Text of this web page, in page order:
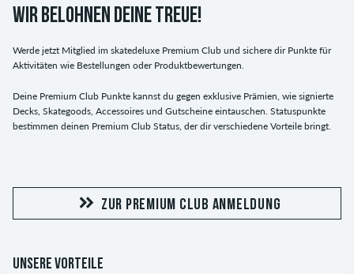
WIR BELOHNEN DEINE TREUE!
Werde jetzt Mitglied im skatedeluxe Premium Club und sichere dir Punkte für
Aktivitäten wie Bestellungen oder Produktbewertungen.
Deine Premium Club Punkte kannst du gegen exklusive Prämien, wie signierte
Decks, Skategoods, Accessoires und Gutscheine eintauschen. Statuspunkte
bestimmen deinen Premium Club Status, der dir verschiedene Vorteile bringt.
ZUR PREMIUM CLUB ANMELDUNG
UNSERE VORTEILE